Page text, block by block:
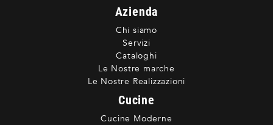
Azienda
Chi siamo
Servizi
Cataloghi
Le Nostre marche
Le Nostre Realizzazioni
Cucine
Cucine Moderne